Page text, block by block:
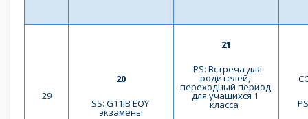
29
20
SS: G11IB EOY
экзамены
21
PS: Встреча для
родителей,
переходный период
для учащихся 1
класса